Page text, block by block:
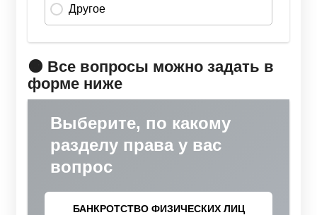
🟠 Все вопросы можно задать в
форме ниже